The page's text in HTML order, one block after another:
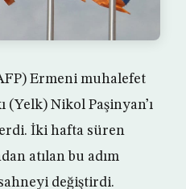
Ermeni muhalefet
(Yelk) Nikol Paşinyan’ı
İki hafta süren
atılan bu adım
değiştirdi.